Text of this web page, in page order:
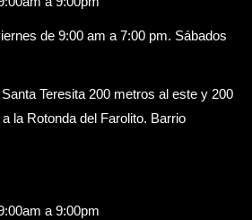
de 9:00 am a 7:00 pm. Sábados
Teresita 200 metros al este y 200
la Rotonda del Farolito. Barrio
a 9:00pm